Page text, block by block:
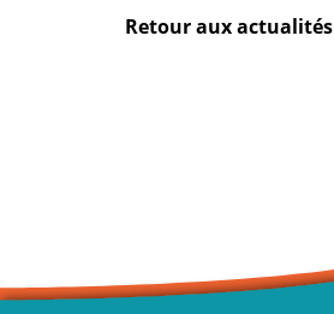
Retour aux actualités